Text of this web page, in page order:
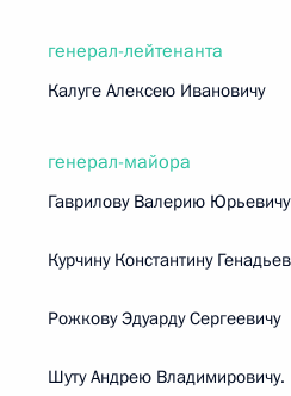
генерал-лейтенанта
Калуге Алексею Ивановичу
генерал-майора
Гаврилову Валерию Юрьевичу
Курчину Константину
Рожкову Эдуарду Сергеевичу
Шуту Андрею Владимировичу.